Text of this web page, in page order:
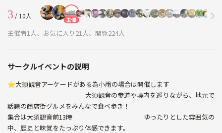
3 / 10人 主催
主催者1人、お気に入り21人、閲覧224人
サークルイベントの説明
⭐️大須観音アーケードがある為小雨の場合は開催します
大須観音の参道や境内を巡りながら、地元で
話題の商店街グルメをみんなで食べ歩き！
集合は大須観音前13時 ゆったりとした雰囲気の
中、歴史と味覚をたっぷり体感できます。